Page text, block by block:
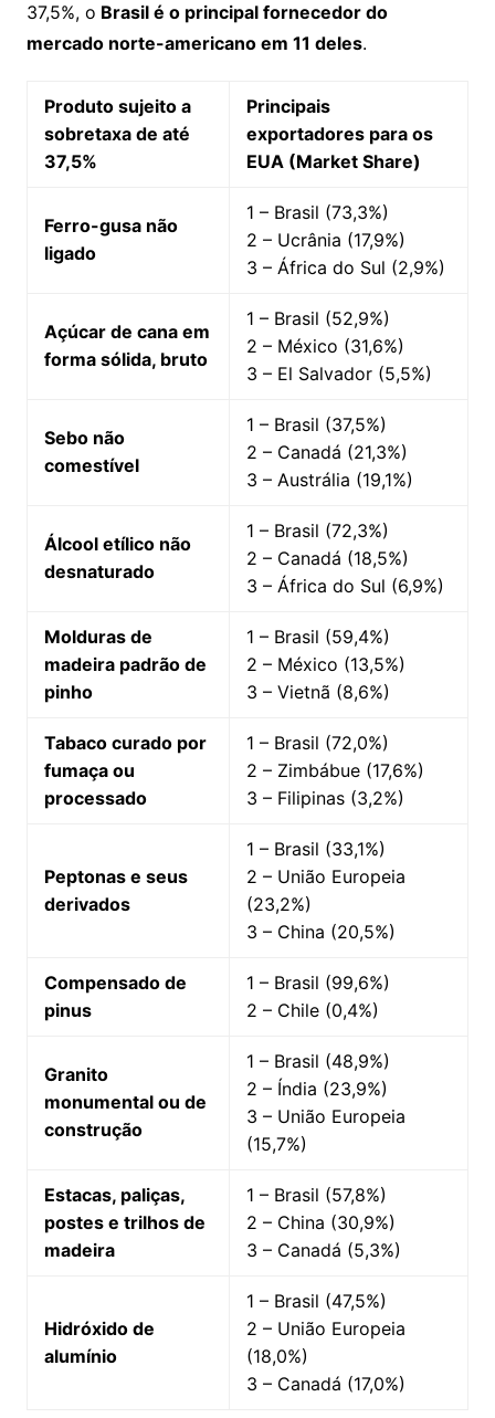
37,5%, o Brasil é o principal fornecedor do
mercado norte-americano em 11 deles.
Produto sujeito a
sobretaxa de até
37,5%
Principais
exportadores para os
EUA (Market Share)
Ferro-gusa não
ligado
1 – Brasil (73,3%)
2 – Ucrânia (17,9%)
3 – África do Sul (2,9%)
Açúcar de cana em
forma sólida, bruto
1 – Brasil (52,9%)
2 – México (31,6%)
3 – El Salvador (5,5%)
Sebo não
comestível
1 – Brasil (37,5%)
2 – Canadá (21,3%)
3 – Austrália (19,1%)
Álcool etílico não
desnaturado
1 – Brasil (72,3%)
2 – Canadá (18,5%)
3 – África do Sul (6,9%)
Molduras de
madeira padrão de
pinho
1 – Brasil (59,4%)
2 – México (13,5%)
3 – Vietnã (8,6%)
Tabaco curado por
fumaça ou
processado
1 – Brasil (72,0%)
2 – Zimbábue (17,6%)
3 – Filipinas (3,2%)
Peptonas e seus
derivados
1 – Brasil (33,1%)
2 – União Europeia
(23,2%)
3 – China (20,5%)
Compensado de
pinus
1 – Brasil (99,6%)
2 – Chile (0,4%)
Granito
monumental ou de
construção
1 – Brasil (48,9%)
2 – Índia (23,9%)
3 – União Europeia
(15,7%)
Estacas, paliças,
postes e trilhos de
madeira
1 – Brasil (57,8%)
2 – China (30,9%)
3 – Canadá (5,3%)
Hidróxido de
alumínio
1 – Brasil (47,5%)
2 – União Europeia
(18,0%)
3 – Canadá (17,0%)